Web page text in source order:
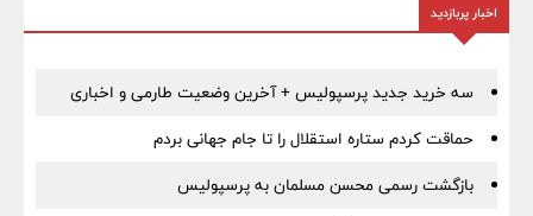
اخبار پربازدید
سه خرید جدید پرسپولیس + آخرین وضعیت طارمی و اخباری
حماقت کردم ستاره استقلال را تا جام جهانی بردم
بازگشت رسمی محسن مسلمان به پرسپولیس